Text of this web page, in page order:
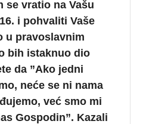
se vratio na Vašu
i pohvaliti Vaše
u pravoslavnim
bih istaknuo dio
da ”Ako jedni
neće se ni nama
već smo mi
Gospodin”. Kazali